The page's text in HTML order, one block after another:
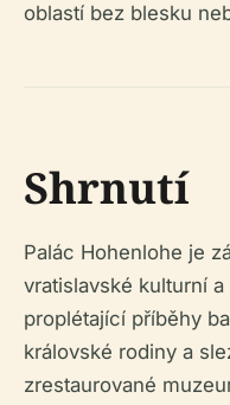
oblastí bez blesku
Shrnutí
Palác Hohenlohe je
vratislavské kulturní
proplétající příběhy
královské rodiny a
zrestaurované